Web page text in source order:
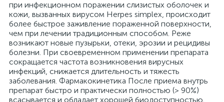
при инфекционном поражении слизистых оболочек и
кожи, вызванных вирусом Herpes simplex, происходит
более быстрое заживление пораженной поверхности,
чем при лечении традиционным способом. Реже
возникают новые пузырьки, отеки, эрозии и рецидивы
болезни. При своевременном применении препарата
сокращается частота возникновения вирусных
инфекций, снижается длительность и тяжесть
заболевания. Фармакокинетика После приема внутрь
препарат быстро и практически полностью (> 90%)
всасывается и обладает хорошей биодоступностью.